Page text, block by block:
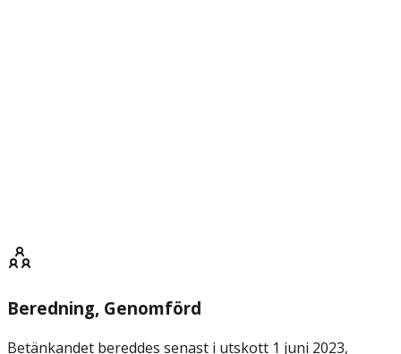
Beredning, Genomförd
Betänkandet bereddes senast i utskott 1 juni 2023,